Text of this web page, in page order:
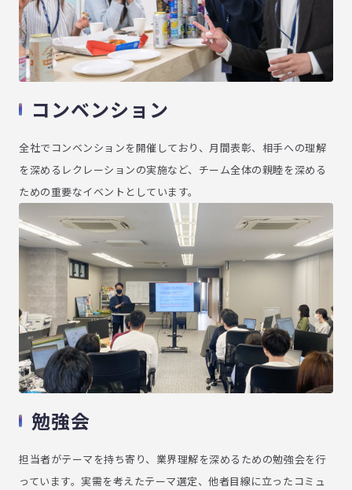
コンベンション
全社でコンベンションを開催しており、月間表彰、相手への理解
を深めるレクレーションの実施など、チーム全体の親睦を深める
ための重要なイベントとしています。
勉強会
担当者がテーマを持ち寄り、業界理解を深めるための勉強会を行
っています。実需を考えたテーマ選定、他者目線に立ったコミュ